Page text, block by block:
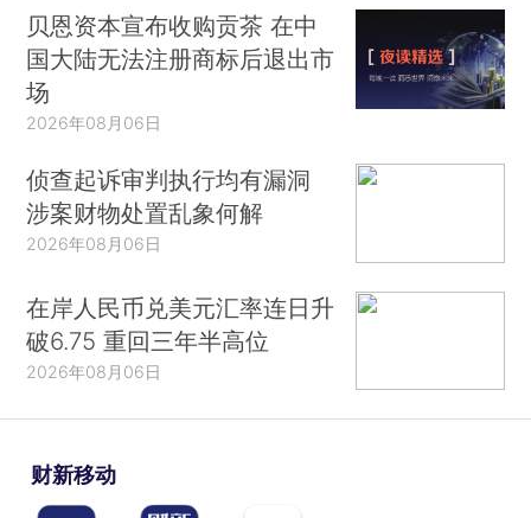
贝恩资本宣布收购贡茶 在中
国大陆无法注册商标后退出市
场
2026年08月06日
侦查起诉审判执行均有漏洞
涉案财物处置乱象何解
2026年08月06日
在岸人民币兑美元汇率连日升
破6.75 重回三年半高位
2026年08月06日
财新移动